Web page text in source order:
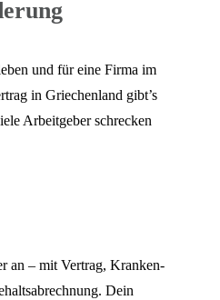
und für eine Firma im
in Griechenland gibt’s
Arbeitgeber schrecken
an – mit Vertrag, Kranken-
Dein